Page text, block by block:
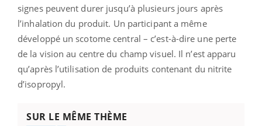
signes peuvent durer jusqu’à plusieurs jours après
l’inhalation du produit. Un participant a même
développé un scotome central – c’est-à-dire une perte
de la vision au centre du champ visuel. Il n’est apparu
qu’après l’utilisation de produits contenant du nitrite
d’isopropyl.
SUR LE MÊME THÈME